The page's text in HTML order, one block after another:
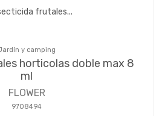
y camping
horticolas doble max 8
ml
FLOWER
9708494